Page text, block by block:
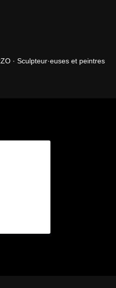
· Sculpteur·euses et peintres